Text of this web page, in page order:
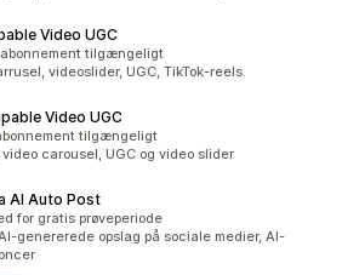
Video UGC
tilgængeligt
videoslider, UGC, TikTok-reels.
Video UGC
tilgængeligt
carousel, UGC og video slider
AI Auto Post
for gratis prøveperiode
genererede opslag på sociale medier, AI-